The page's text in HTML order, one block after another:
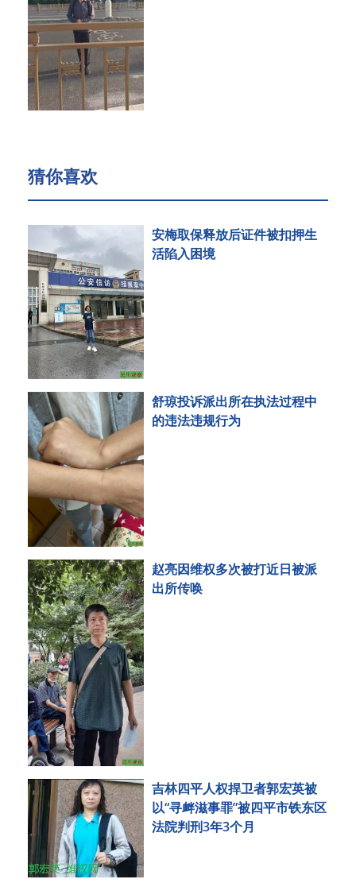
猜你喜欢
安梅取保释放后证件被扣押生
活陷入困境
舒琼投诉派出所在执法过程中
的违法违规行为
赵亮因维权多次被打近日被派
出所传唤
吉林四平人权捍卫者郭宏英被
以“寻衅滋事罪”被四平市铁东区
法院判刑3年3个月